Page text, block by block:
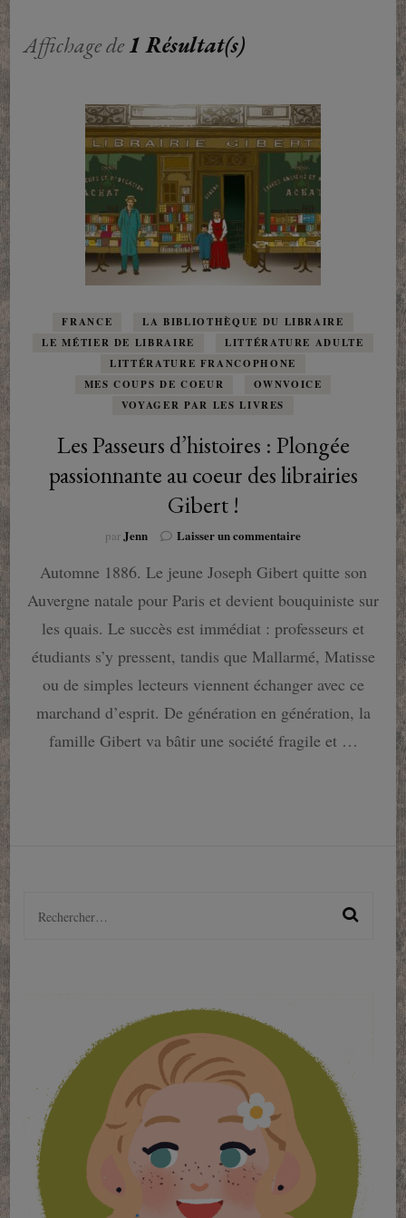
Affichage de1 Résultat(s)
FRANCE
LA BIBLIOTHÈQUE DU LIBRAIRE
LE MÉTIER DE LIBRAIRE
LITTÉRATURE ADULTE
LITTÉRATURE FRANCOPHONE
MES COUPS DE COEUR
OWNVOICE
VOYAGER PAR LES LIVRES
Les Passeurs d’histoires : Plongée
passionnante au coeur des librairies
Gibert !
parJenn Laisser un commentairesur
Passeurs
:
Plongée
au
coeur
librairies
Gibert
!
Automne 1886. Le jeune Joseph Gibert quitte son
Auvergne natale pour Paris et devient bouquiniste sur
les quais. Le succès est immédiat : professeurs et
étudiants s’y pressent, tandis que Mallarmé, Matisse
ou de simples lecteurs viennent échanger avec ce
marchand d’esprit. De génération en génération, la
famille Gibert va bâtir une société fragile et …
Rechercher :